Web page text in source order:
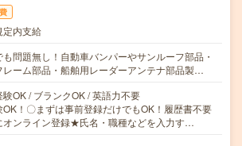
定内支給
問題無し！自動車バンパーやサンルーフ部品・
レーム部品・船舶用レーダーアンテナ部品製…
OK / ブランクOK / 英語力不要
！〇まずは事前登録だけでもOK！履歴書不要
オンライン登録★氏名・職種などを入力す…